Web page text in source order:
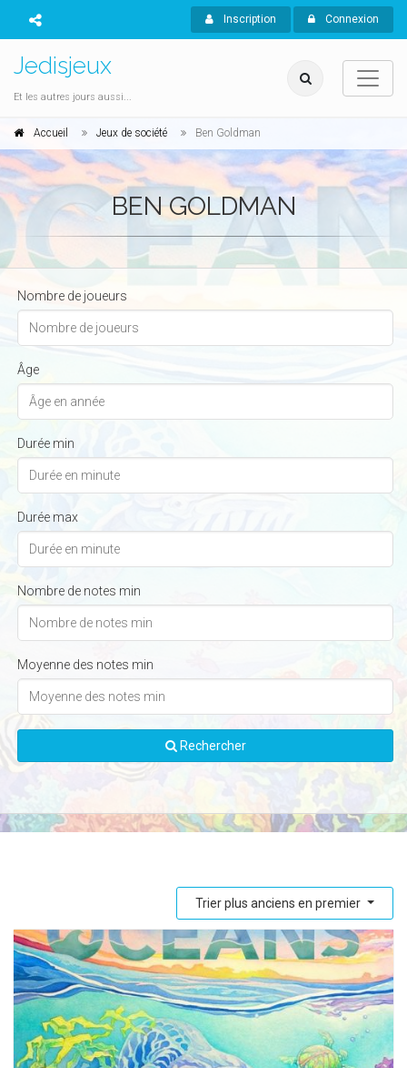
Inscription Connexion
Jedisjeux
Et les autres jours aussi...
Accueil Jeux de société Ben Goldman
BEN GOLDMAN
Nombre de joueurs
Âge
Durée min
Durée max
Nombre de notes min
Moyenne des notes min
Rechercher
Trier plus anciens en premier